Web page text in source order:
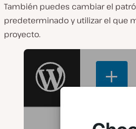
También puedes cambiar el
predeterminado y utilizar el que
proyecto.